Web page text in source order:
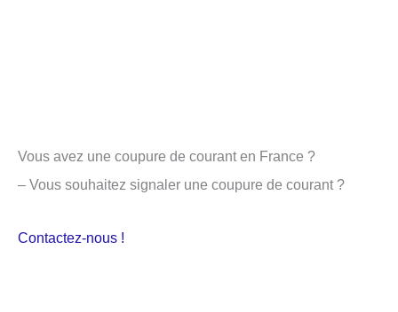
Vous avez une coupure de courant en France ?
– Vous souhaitez signaler une coupure de courant ?
Contactez-nous !